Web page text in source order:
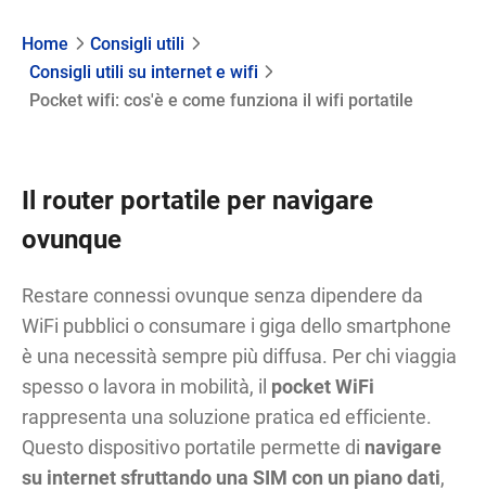
Home
Consigli utili
Consigli utili su internet e wifi
Pocket wifi: cos'è e come funziona il wifi portatile
Il router portatile per navigare
ovunque
Restare connessi ovunque senza dipendere da
WiFi pubblici o consumare i giga dello smartphone
è una necessità sempre più diffusa. Per chi viaggia
spesso o lavora in mobilità, il pocket WiFi
rappresenta una soluzione pratica ed efficiente.
Questo dispositivo portatile permette di navigare
su internet sfruttando una SIM con un piano dati,